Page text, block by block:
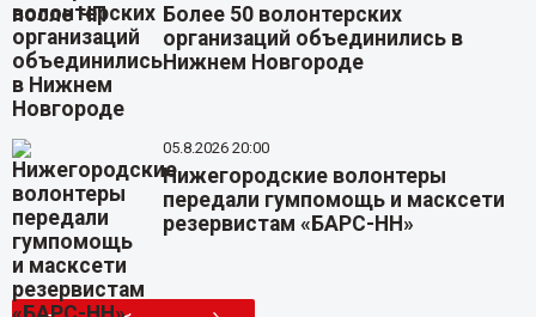
Более 50 волонтерских
организаций объединились в
Нижнем Новгороде
05.8.2026 20:00
Нижегородские волонтеры
передали гумпомощь и масксети
резервистам «БАРС-НН»